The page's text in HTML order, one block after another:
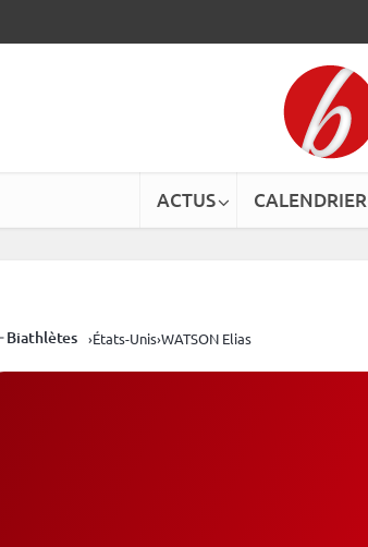
ACTUS CALENDRIER
Biathlètes ›États-Unis›WATSON Elias